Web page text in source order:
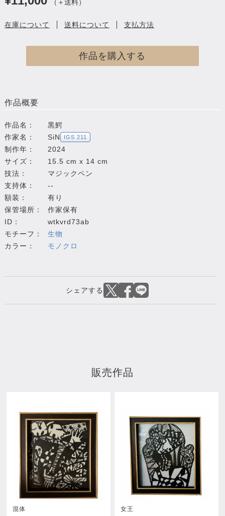
（＋送料）
作品を購入する
在庫について 送料について 支払方法
作品概要
作品名：
黒鰐
作家名：
SiN IGS 211
制作年：
2024
サイズ：
15.5 cm x 14 cm
技法：
マジックペン
支持体：
--
額装：
有り
保管場所：
作家保有
ID：
wtkvrd73ab
モチーフ：
生物
カラー：
モノクロ
販売作品
混体
女王